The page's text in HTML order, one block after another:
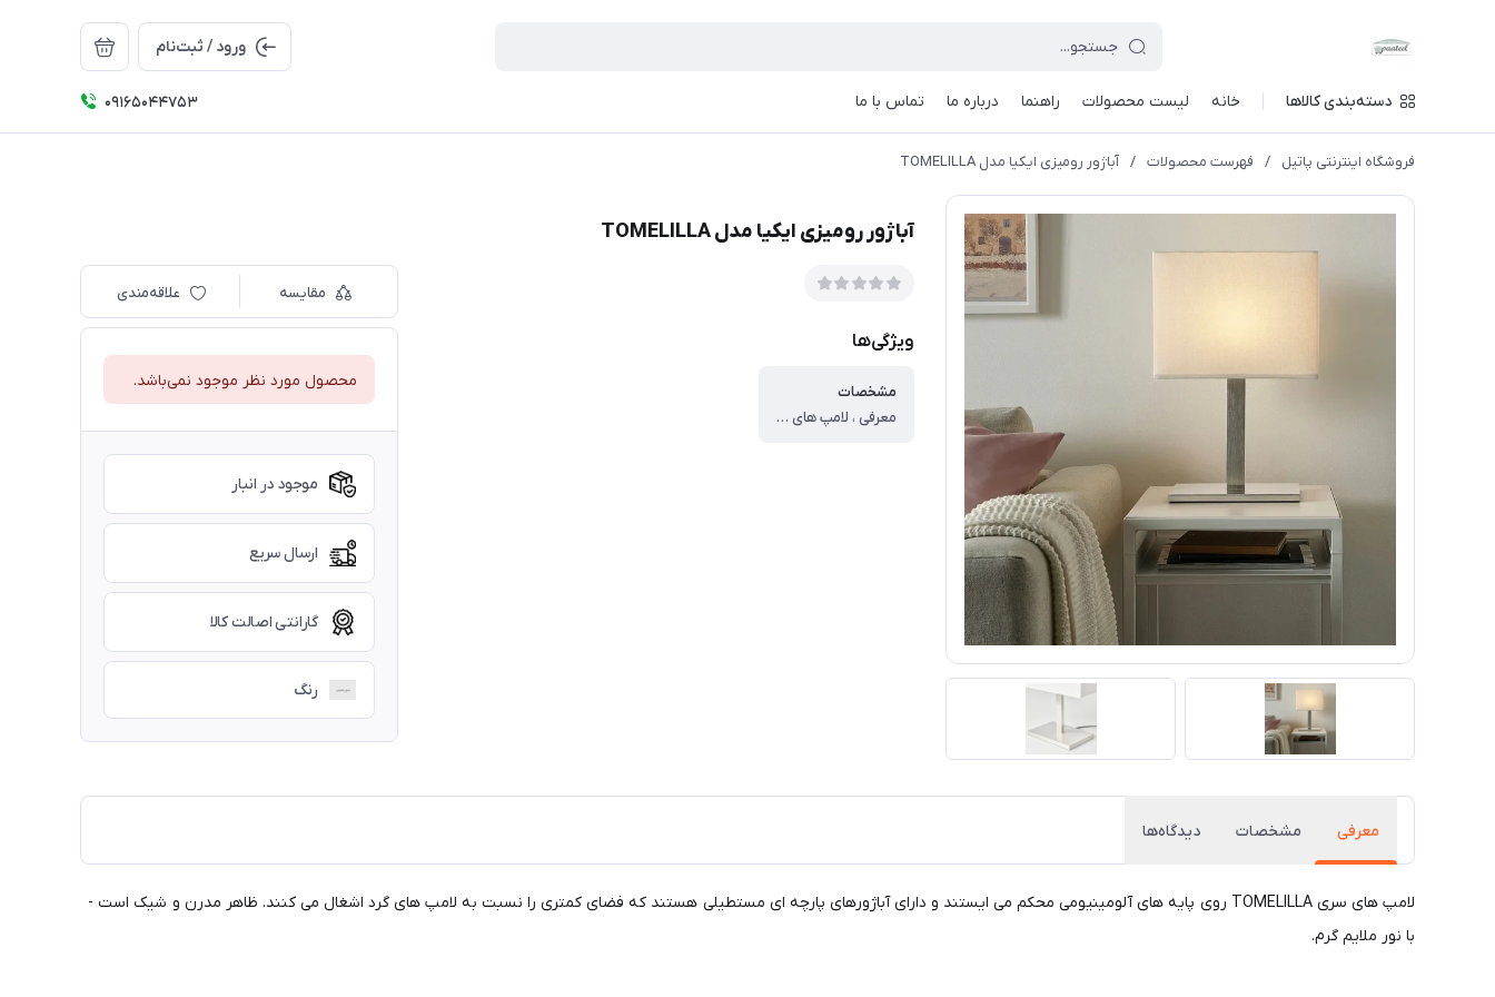
ورود / ثبت‌نام
دسته‌بندی کالاها خانه لیست محصولات راهنما درباره ما تماس با ما 09165044753
فروشگاه اینترنتی پاتیل / فهرست محصولات / آباژور رومیزی ایکیا مدل TOMELILLA
آباژور رومیزی ایکیا مدل TOMELILLA
ویژگی‌ها
مشخصات
معرفی ، لامپ های سری TOMELILLA روی پایه های آلومینیومی محکم می ایستند و دارای آباژورهای پارچه ای مستطیلی هستند که فضای کمتری را نسبت به لامپ های گرد اشغال می کنند. ظاهر مدرن و شیک است - با نور ملایم گرم. ، مشخصات ، مشخصات ، نوع چراغ خواب و آباژور ، پایه دار ، قابلیت تنظیم روشنایی ، ندارد ، رنگ نور ، آفتابی ، کاربرد چراغ خواب و آباژور ، روشنایی محیط ، ابعاد ، ۲۶x۱۹x۴۰ سانتی‌متر ، وزن ، ۱۶۰۰ گرم ، جنس کلاهک (شید) ، پلی استر ، منبع انرژی ، برق شهر ، سایر توضیحات ، اگر یک لامپ یا لامپ معمولی دارید و می‌خواهید نور یکنواخت و پراکنده داشته باشید، از لامپ عقیق استفاده کنید.
مقایسه علاقه‌مندی
محصول مورد نظر موجود نمی‌باشد.
موجود در انبار
ارسال سریع
گارانتی اصالت کالا
رنگ
معرفی مشخصات دیدگاه‌ها
لامپ های سری TOMELILLA روی پایه های آلومینیومی محکم می ایستند و دارای آباژورهای پارچه ای مستطیلی هستند که فضای کمتری را نسبت به لامپ های گرد اشغال می کنند. ظاهر مدرن و شیک است -
با نور ملایم گرم.